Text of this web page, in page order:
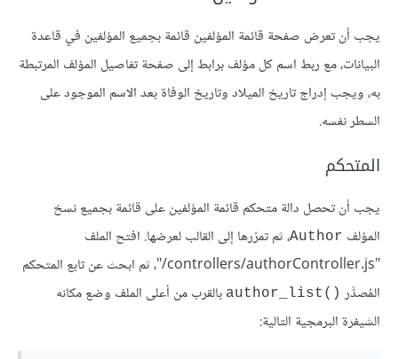
يجب أن تعرض صفحة قائمة المؤلفين قائمة بجميع المؤلفين في قاعدة
البيانات، مع ربط اسم كل مؤلف برابط إلى صفحة تفاصيل المؤلف المرتبطة
به، ويجب إدراج تاريخ الميلاد وتاريخ الوفاة بعد الاسم الموجود على
السطر نفسه.
المتحكم
يجب أن تحصل دالة متحكم قائمة المؤلفين على قائمة بجميع نسخ
المؤلف Author، ثم تمرّرها إلى القالب لعرضها. افتح الملف
"‎/controllers/authorController.js"، ثم ابحث عن تابع المتحكم
المُصدَّر author_list()‎ بالقرب من أعلى الملف وضع مكانه
الشيفرة البرمجية التالية: